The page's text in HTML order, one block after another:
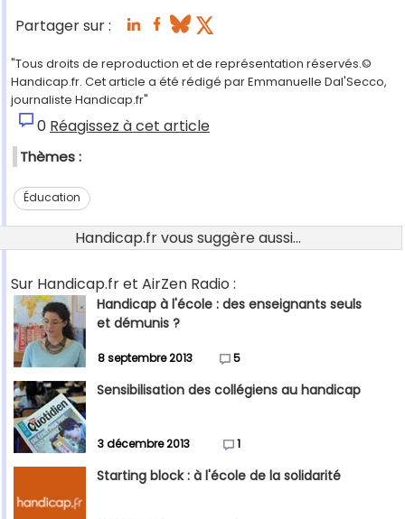
Partager sur :
"Tous droits de reproduction et de représentation réservés.©
Handicap.fr. Cet article a été rédigé par Emmanuelle Dal'Secco,
journaliste Handicap.fr"
0 Réagissez à cet article
Thèmes :
Éducation
Handicap.fr vous suggère aussi...
Sur Handicap.fr et AirZen Radio :
Handicap à l'école : des enseignants seuls
et démunis ?
8 septembre 2013 5
Sensibilisation des collégiens au handicap
3 décembre 2013 1
Starting block : à l'école de la solidarité